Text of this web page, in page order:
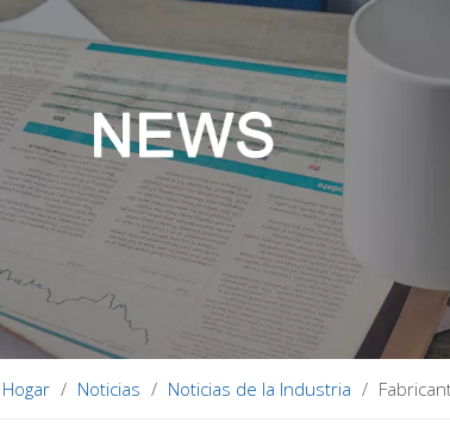
Hogar / Noticias / Noticias de la Industria /